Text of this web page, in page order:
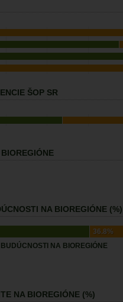
ŠOP SR
NA BIOREGIÓNE (%)
36.8%
NA BIOREGIÓNE
NA BIOREGIÓNE (%)